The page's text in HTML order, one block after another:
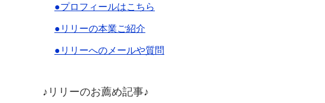
●プロフィールはこちら
●リリーの本業ご紹介
●リリーへのメールや質問
♪リリーのお薦め記事♪